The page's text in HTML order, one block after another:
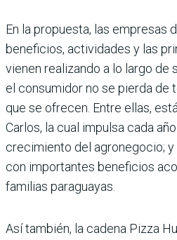
En la propuesta, las empresas
beneficios, actividades y las
vienen realizando a lo largo de
el consumidor no se pierda de
que se ofrecen. Entre ellas,
Carlos, la cual impulsa cada
crecimiento del agronegocio; y
con importantes beneficios
familias paraguayas.
Así también, la cadena Pizza